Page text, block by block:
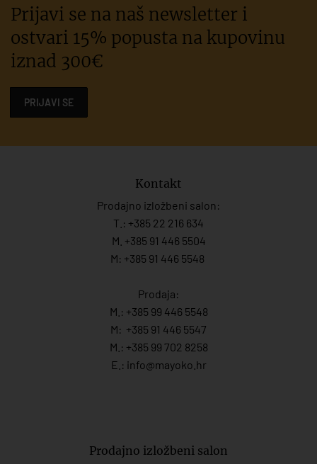
Prijavi se na naš newsletter i
ostvari 15% popusta na kupovinu
iznad 300€
PRIJAVI SE
Kontakt
Prodajno izložbeni salon:
T.: +385 22 216 634
M. +385 91 446 5504
M: +385 91 446 5548
Prodaja:
M.: +385 99 446 5548
M: +385 91 446 5547
M.: +385 99 702 8258
E.: info@mayoko. hr
Prodajno izložbeni salon